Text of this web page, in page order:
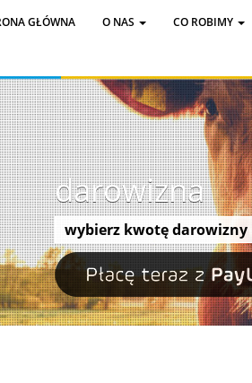
GŁÓWNA O NAS CO ROBIMY
darowizna
wybierz kwotę darowizny